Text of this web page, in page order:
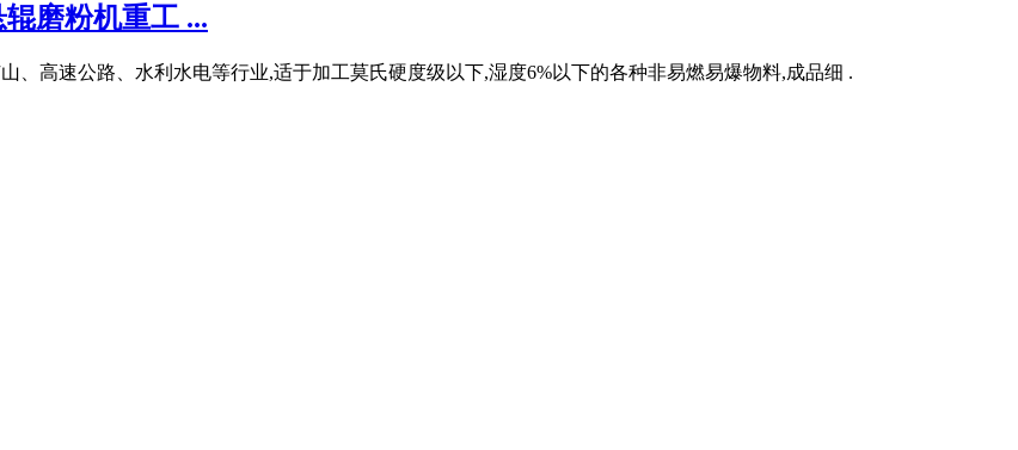
磨粉机重工 ...
、高速公路、水利水电等行业,适于加工莫氏硬度级以下,湿度6%以下的各种非易燃易爆物料,成品细 .